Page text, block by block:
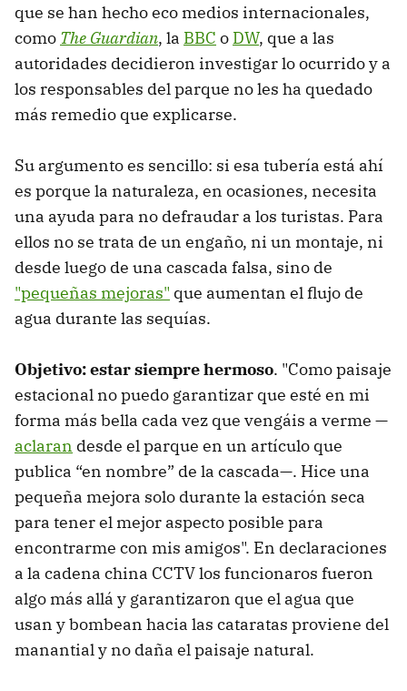
que se han hecho eco medios internacionales,
como The Guardian, la BBC o DW, que a las
autoridades decidieron investigar lo ocurrido y a
los responsables del parque no les ha quedado
más remedio que explicarse.
Su argumento es sencillo: si esa tubería está ahí
es porque la naturaleza, en ocasiones, necesita
una ayuda para no defraudar a los turistas. Para
ellos no se trata de un engaño, ni un montaje, ni
desde luego de una cascada falsa, sino de
"pequeñas mejoras" que aumentan el flujo de
agua durante las sequías.
Objetivo: estar siempre hermoso. "Como paisaje
estacional no puedo garantizar que esté en mi
forma más bella cada vez que vengáis a verme —
aclaran desde el parque en un artículo que
publica “en nombre” de la cascada—. Hice una
pequeña mejora solo durante la estación seca
para tener el mejor aspecto posible para
encontrarme con mis amigos". En declaraciones
a la cadena china CCTV los funcionaros fueron
algo más allá y garantizaron que el agua que
usan y bombean hacia las cataratas proviene del
manantial y no daña el paisaje natural.